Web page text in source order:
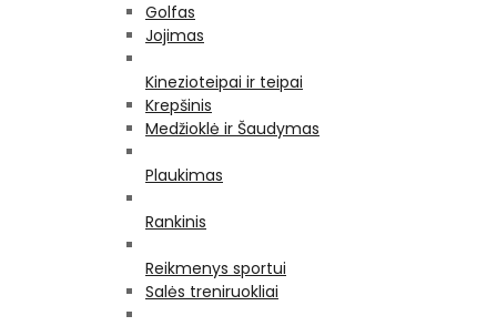
Golfas
Jojimas
Kinezioteipai ir teipai
Krepšinis
Medžioklė ir Šaudymas
Plaukimas
Rankinis
Reikmenys sportui
Salės treniruokliai